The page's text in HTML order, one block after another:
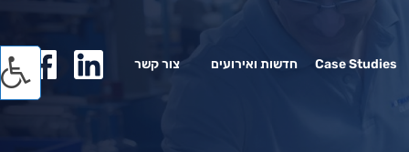
Case Studies חדשות ואירועים צור קשר